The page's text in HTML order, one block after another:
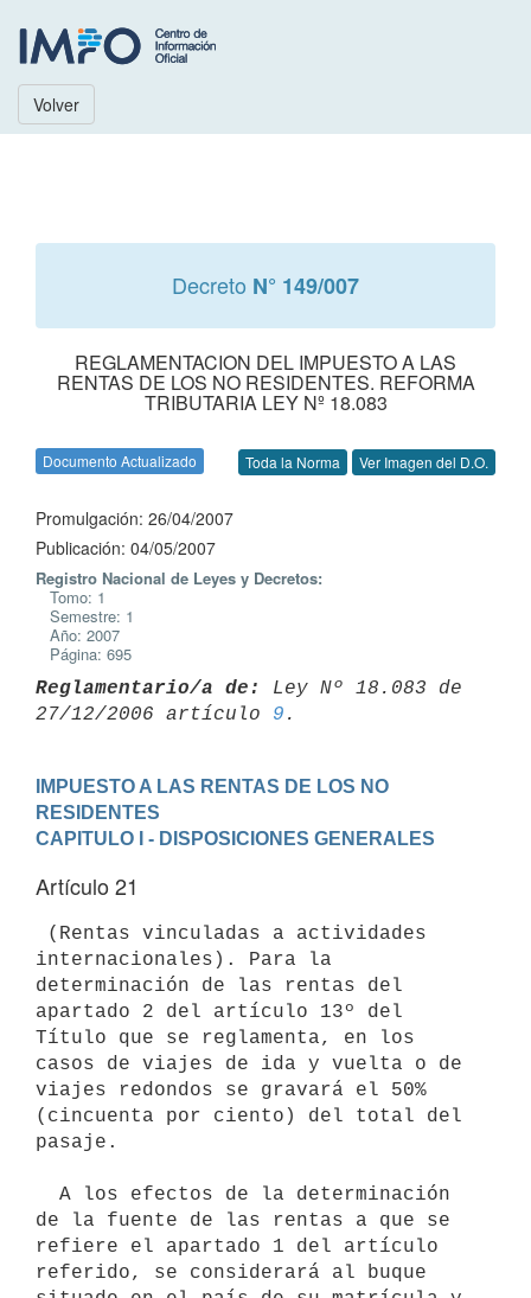
Volver
Decreto N° 149/007
REGLAMENTACION DEL IMPUESTO A LAS
RENTAS DE LOS NO RESIDENTES. REFORMA
TRIBUTARIA LEY Nº 18.083
Documento Actualizado Toda la Norma Ver Imagen del D.O.
Promulgación: 26/04/2007
Publicación: 04/05/2007
Registro Nacional de Leyes y Decretos:
Tomo: 1
Semestre: 1
Año: 2007
Página: 695
Reglamentario/a de:
Ley Nº 18.083 de
27/12/2006 artículo 9
IMPUESTO A LAS RENTAS DE LOS NO
RESIDENTES
CAPITULO I - DISPOSICIONES GENERALES
Artículo 21
internacionales). Para la
determinación de las rentas del
apartado 2 del artículo 13º del
Título que se reglamenta, en los
casos de viajes de ida y vuelta o de
viajes redondos se gravará el 50%
(cincuenta por ciento) del total del
pasaje.
de la fuente de las rentas a que se
refiere el apartado 1 del artículo
referido, se considerará al buque